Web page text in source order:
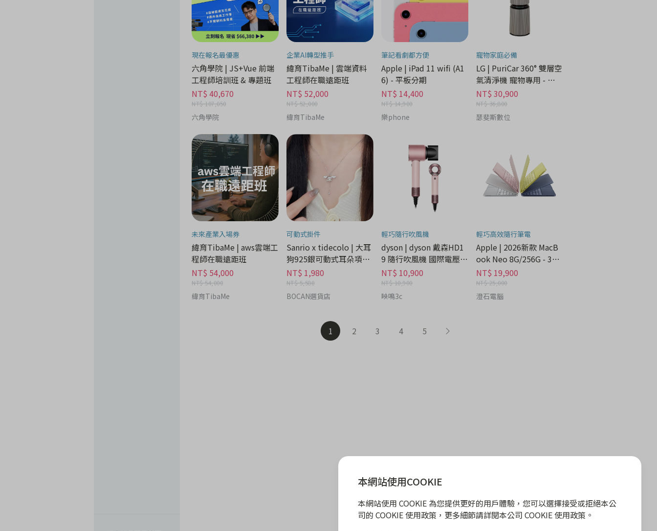
現在報名最優惠
六角學院 | JS+Vue 前端
工程師培訓班 & 專題班
NT$ 40,670
NT$ 107,050
六角學院
企業AI轉型推手
緯育TibaMe | 雲端資料
工程師在職遠距班
NT$ 52,000
NT$ 52,000
緯育TibaMe
筆記看劇都方便
Apple | iPad 11 wifi (A1
6) - 平板分期
NT$ 14,400
NT$ 14,900
樂phone
寵物家庭必備
LG | PuriCar 360° 雙層空
氣清淨機 寵物專用 - 家
電分期
NT$ 30,900
NT$ 36,800
瑟斐斯數位
未來產業入場券
緯育TibaMe | aws雲端工
程師在職遠距班
NT$ 54,000
NT$ 54,000
緯育TibaMe
可動式掛件
Sanrio x tidecolo | 大耳
狗925銀可動式耳朵項鍊
禮盒 - 流行潮牌分期
NT$ 1,980
NT$ 5,580
BOCAN選貨店
輕巧隨行吹風機
dyson | dyson 戴森HD1
9 隨行吹風機 國際電壓 -
家電分期
NT$ 10,900
NT$ 10,900
映鳴3c
輕巧高效隨行筆電
Apple | 2026新款 MacB
ook Neo 8G/256G - 3C
科技分期
NT$ 19,900
NT$ 25,000
澄石電腦
1 2 3 4 5
本網站使用COOKIE
本網站使用 COOKIE 為您提供更好的用戶體驗，您可以選擇接受或拒絕本公
司的 COOKIE 使用政策，更多細節請詳閱本公司 COOKIE 使用政策。